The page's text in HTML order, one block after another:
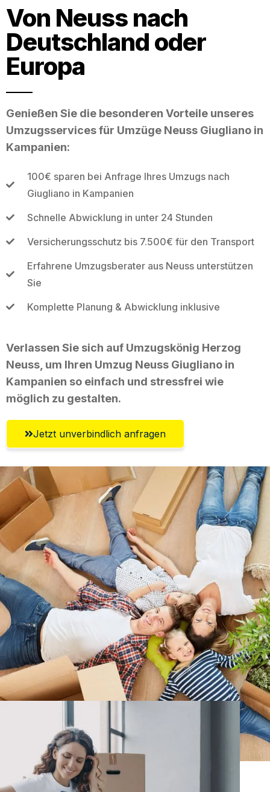
Von Neuss nach
Deutschland oder
Europa
Genießen Sie die besonderen Vorteile unseres
Umzugsservices für Umzüge Neuss Giugliano in
Kampanien:
100€ sparen bei Anfrage Ihres Umzugs nach
Giugliano in Kampanien
Schnelle Abwicklung in unter 24 Stunden
Versicherungsschutz bis 7.500€ für den Transport
Erfahrene Umzugsberater aus Neuss unterstützen
Sie
Komplette Planung & Abwicklung inklusive
Verlassen Sie sich auf Umzugskönig Herzog
Neuss, um Ihren Umzug Neuss Giugliano in
Kampanien so einfach und stressfrei wie
möglich zu gestalten.
Jetzt unverbindlich anfragen